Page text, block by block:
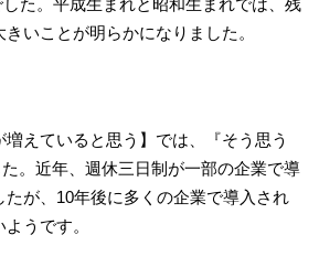
いことが明らかになりました。
増えていると思う】では、『そう思う
た。近年、週休三日制が一部の企業で導
たが、10年後に多くの企業で導入され
うです。